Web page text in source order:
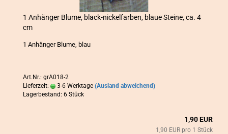
1 An­hän­ger Blume, black-​​ni­ckel­far­ben, blaue Stei­ne, ca. 4
cm
1 An­hän­ger Blume, blau
Art.Nr.: grA018-2
Lieferzeit:
3-6 Werktage (Ausland abweichend)
Lagerbestand: 6 Stück
1,90 EUR
1,90 EUR pro 1 Stück